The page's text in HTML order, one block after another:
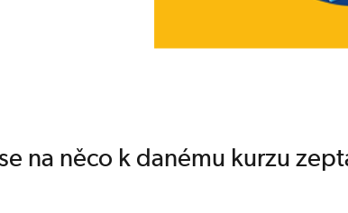
na něco k danému kurzu